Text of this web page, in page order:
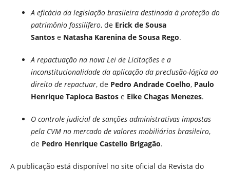
A eficácia da legislação brasileira destinada à proteção do
patrimônio fossilífero, de Erick de Sousa
Santos eNatasha Karenina de Sousa Rego.
A repactuação na nova Lei de Licitações e a
inconstitucionalidade da aplicação da preclusão-lógica ao
direito de repactuar, de Pedro Andrade Coelho,Paulo
Henrique Tapioca Bastos eEike Chagas Menezes.
O controle judicial de sanções administrativas impostas
pela CVM no mercado de valores mobiliários brasileiro,
de Pedro Henrique Castello Brigagão.
A publicação está disponível no site oficial da Revista do